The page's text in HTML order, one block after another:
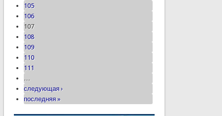
105
106
107
108
109
110
111
…
следующая ›
последняя »